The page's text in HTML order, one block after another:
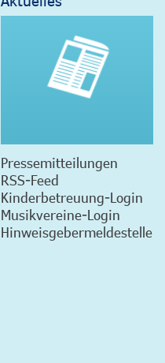
Pressemitteilungen
RSS-Feed
Kinderbetreuung-Login
Musikvereine-Login
Hinweisgebermeldestelle